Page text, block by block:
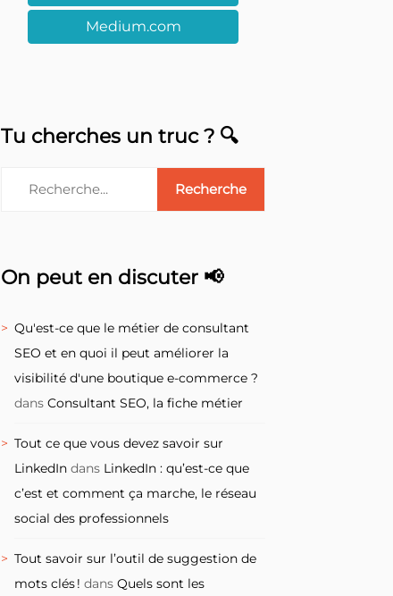
Medium.com
Tu cherches un truc ? 🔍
On peut en discuter 📢
Qu'est-ce que le métier de consultant
SEO et en quoi il peut améliorer la
visibilité d'une boutique e-commerce ?
dansConsultant SEO, la fiche métier
Tout ce que vous devez savoir sur
LinkedIn dans LinkedIn : qu’est-ce que
c’est et comment ça marche, le réseau
social des professionnels
Tout savoir sur l’outil de suggestion de
mots clés ! dansQuels sont les